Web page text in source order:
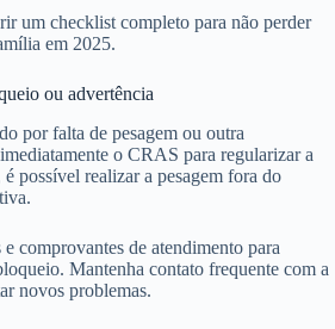
um checklist completo para não perder
em 2025.
ou advertência
por falta de pesagem ou outra
o CRAS para regularizar a
possível realizar a pesagem fora do
comprovantes de atendimento para
Mantenha contato frequente com a
novos problemas.